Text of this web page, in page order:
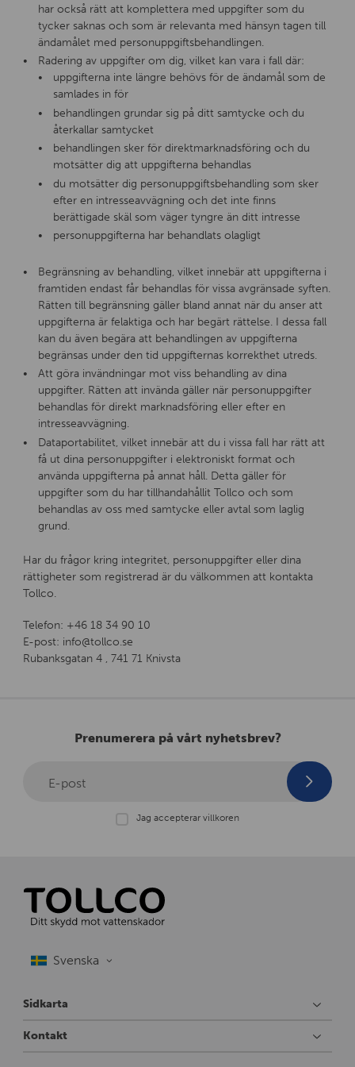
har också rätt att komplettera med uppgifter som du
tycker saknas och som är relevanta med hänsyn tagen till
ändamålet med personuppgiftsbehandlingen.
Radering av uppgifter om dig, vilket kan vara i fall där:
uppgifterna inte längre behövs för de ändamål som de
samlades in för
behandlingen grundar sig på ditt samtycke och du
återkallar samtycket
behandlingen sker för direktmarknadsföring och du
motsätter dig att uppgifterna behandlas
du motsätter dig personuppgiftsbehandling som sker
efter en intresseavvägning och det inte finns
berättigade skäl som väger tyngre än ditt intresse
personuppgifterna har behandlats olagligt
Begränsning av behandling, vilket innebär att uppgifterna i
framtiden endast får behandlas för vissa avgränsade syften.
Rätten till begränsning gäller bland annat när du anser att
uppgifterna är felaktiga och har begärt rättelse. I dessa fall
kan du även begära att behandlingen av uppgifterna
begränsas under den tid uppgifternas korrekthet utreds.
Att göra invändningar mot viss behandling av dina
uppgifter. Rätten att invända gäller när personuppgifter
behandlas för direkt marknadsföring eller efter en
intresseavvägning.
Dataportabilitet, vilket innebär att du i vissa fall har rätt att
få ut dina personuppgifter i elektroniskt format och
använda uppgifterna på annat håll. Detta gäller för
uppgifter som du har tillhandahållit Tollco och som
behandlas av oss med samtycke eller avtal som laglig
grund.
Har du frågor kring integritet, personuppgifter eller dina
rättigheter som registrerad är du välkommen att kontakta
Tollco.
Telefon: +46 18 34 90 10
E-post: info@tollco.se
Rubanksgatan 4 , 741 71 Knivsta
Prenumerera på vårt nyhetsbrev?
E-post
Jag accepterar villkoren
Sidkarta
Kontakt